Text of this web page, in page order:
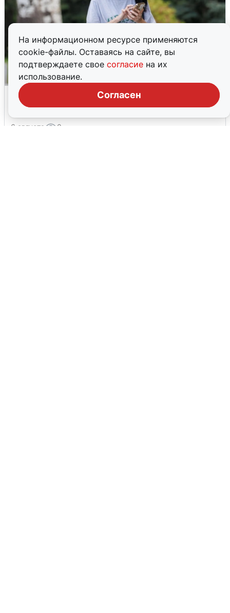
На информационном ресурсе применяются
cookie-файлы. Оставаясь на сайте, вы
подтверждаете свое согласие на их
использование.
Согласен
Волгоградцы остались без
мобильного интернета
6 августа 0